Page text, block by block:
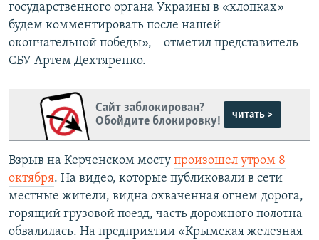
государственного органа Украины в «хлопках»
будем комментировать после нашей
окончательной победы», – отметил представитель
СБУ Артем Дехтяренко.
Сайт заблокирован?
Обойдите блокировку!
читать >
Взрыв на Керченском мосту произошел утром 8
октября. На видео, которые публиковали в сети
местные жители, видна охваченная огнем дорога,
горящий грузовой поезд, часть дорожного полотна
обвалилась. На предприятии «Крымская железная